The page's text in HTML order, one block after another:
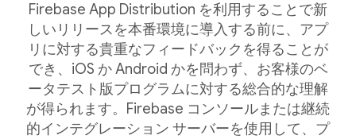
Firebase App Distribution を利用することで新
しいリリースを本番環境に導入する前に、アプ
リに対する貴重なフィードバックを得ることが
でき、iOS か Android かを問わず、お客様のベ
ータテスト版プログラムに対する総合的な理解
が得られます。Firebase コンソールまたは継続
的インテグレーション サーバーを使用して、プ